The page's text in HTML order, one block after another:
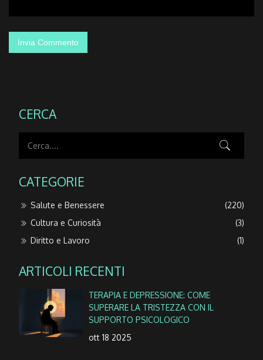
CERCA
CATEGORIE
Salute e Benessere
(220)
Cultura e Curiosità
(3)
Diritto e Lavoro
(1)
ARTICOLI RECENTI
TERAPIA E DEPRESSIONE: COME
SUPERARE LA TRISTEZZA CON IL
SUPPORTO PSICOLOGICO
ott 18 2025